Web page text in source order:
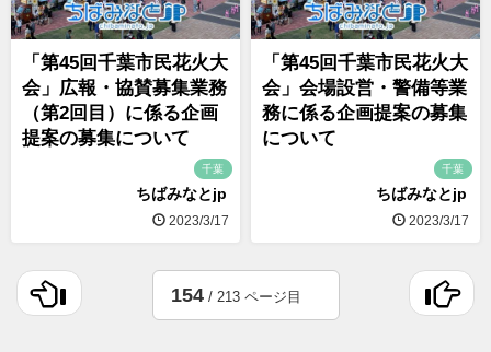
「第45回千葉市民花火大
会」広報・協賛募集業務
（第2回目）に係る企画
提案の募集について
千葉
ちばみなとjp
2023/3/17
「第45回千葉市民花火大
会」会場設営・警備等業
務に係る企画提案の募集
について
千葉
ちばみなとjp
2023/3/17
154/ 213 ページ目